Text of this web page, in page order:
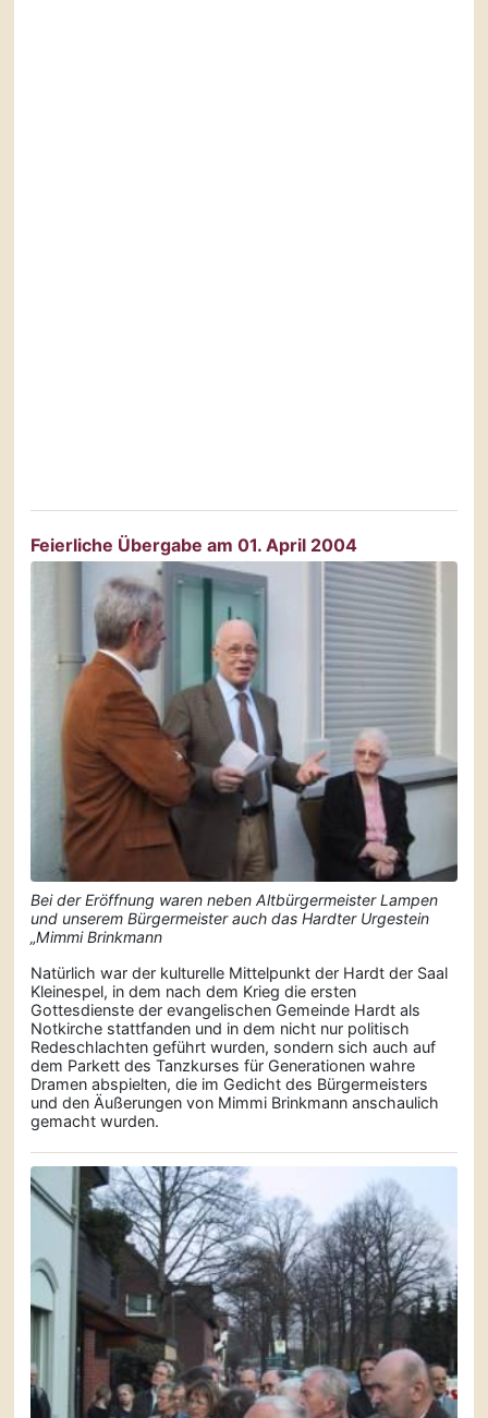
Feierliche Übergabe am 01. April 2004
Bei der Eröffnung waren neben Altbürgermeister Lampen
und unserem Bürgermeister auch das Hardter Urgestein
„Mimmi Brinkmann
Natürlich war der kulturelle Mittelpunkt der Hardt der Saal
Kleinespel, in dem nach dem Krieg die ersten
Gottesdienste der evangelischen Gemeinde Hardt als
Notkirche stattfanden und in dem nicht nur politisch
Redeschlachten geführt wurden, sondern sich auch auf
dem Parkett des Tanzkurses für Generationen wahre
Dramen abspielten, die im Gedicht des Bürgermeisters
und den Äußerungen von Mimmi Brinkmann anschaulich
gemacht wurden.